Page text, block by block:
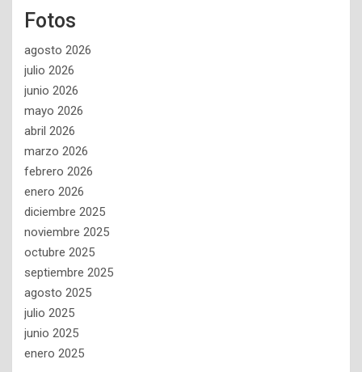
Fotos
agosto 2026
julio 2026
junio 2026
mayo 2026
abril 2026
marzo 2026
febrero 2026
enero 2026
diciembre 2025
noviembre 2025
octubre 2025
septiembre 2025
agosto 2025
julio 2025
junio 2025
enero 2025